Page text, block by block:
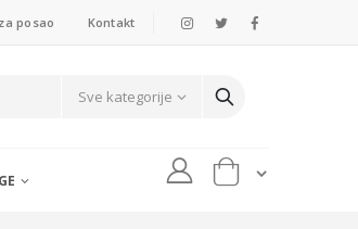
posao Kontakt